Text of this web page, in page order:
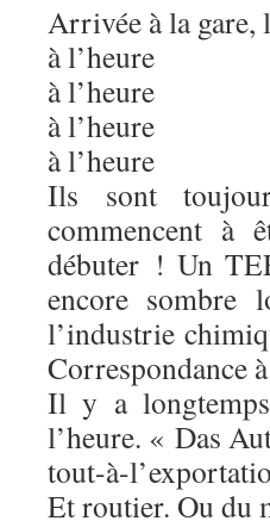
Arrivée à la gare,
à l’heure
à l’heure
à l’heure
à l’heure
Ils sont
commencent à
débuter ! Un
encore sombre
l’industrie
Correspondance
Il y a
l’heure. « Das
tout-à-
Et routier. Ou du